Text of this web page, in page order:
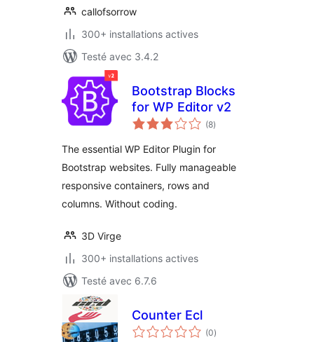
callofsorrow
300+ installations actives
Testé avec 3.4.2
Bootstrap Blocks
for WP Editor v2
(8notes
en
)
The essential WP Editor Plugin for
Bootstrap websites. Fully manageable
responsive containers, rows and
columns. Without coding.
3D Virge
300+ installations actives
Testé avec 6.7.6
Counter Ecl
(0notes
en
)